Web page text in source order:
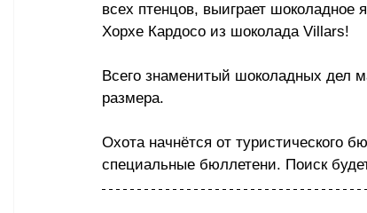
всех птенцов, выиграет
Хорхе Кардосо из шоколада Villars!
Всего знаменитый шоколадных дел
размера.
Охота начнётся от туристического
специальные бюллетени. Поиск